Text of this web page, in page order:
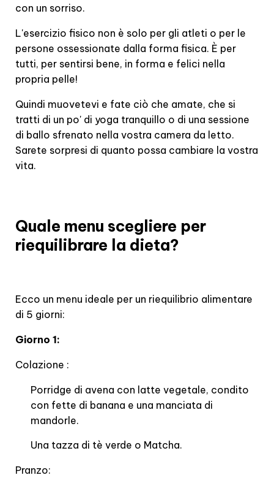
con un sorriso.
L'esercizio fisico non è solo per gli atleti o per le
persone ossessionate dalla forma fisica. È per
tutti, per sentirsi bene, in forma e felici nella
propria pelle!
Quindi muovetevi e fate ciò che amate, che si
tratti di un po' di yoga tranquillo o di una sessione
di ballo sfrenato nella vostra camera da letto.
Sarete sorpresi di quanto possa cambiare la vostra
vita.
Quale menu scegliere per
riequilibrare la dieta?
Ecco un menu ideale per un riequilibrio alimentare
di 5 giorni:
Giorno 1:
Colazione :
Porridge di avena con latte vegetale, condito
con fette di banana e una manciata di
mandorle.
Una tazza di tè verde o Matcha.
Pranzo: